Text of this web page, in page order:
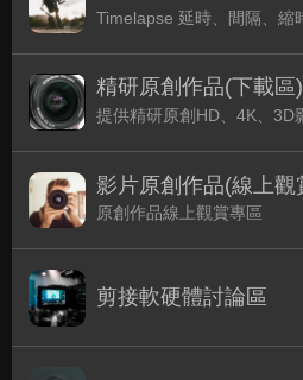
精研原創作品(下載區)
原創作品線上觀賞專區
剪接軟硬體討論區